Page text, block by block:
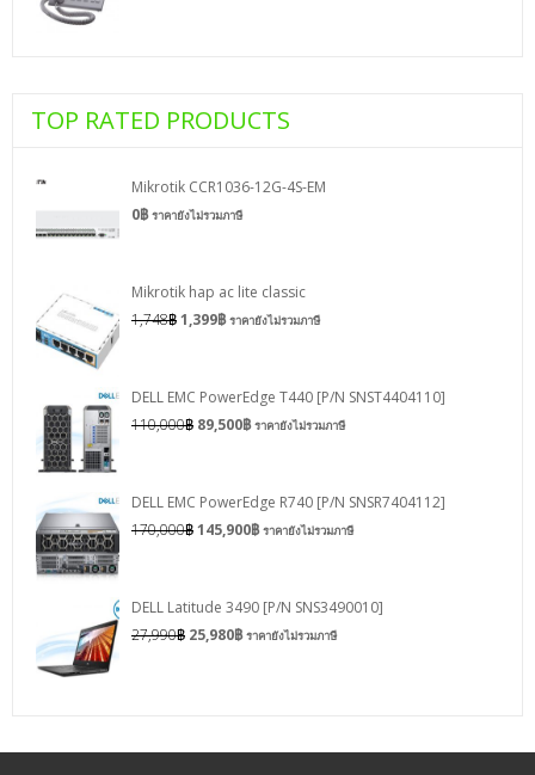
TOP RATED PRODUCTS
Mikrotik CCR1036-12G-4S-EM
0฿ ราคายังไม่รวมภาษี
Mikrotik hap ac lite classic
1,748฿1,399฿ ราคายังไม่รวมภาษี
DELL EMC PowerEdge T440 [P/N SNST4404110]
110,000฿ 89,500฿ ราคายังไม่รวมภาษี
DELL EMC PowerEdge R740 [P/N SNSR7404112]
170,000฿145,900฿ ราคายังไม่รวมภาษี
DELL Latitude 3490 [P/N SNS3490010]
27,990฿ 25,980฿ ราคายังไม่รวมภาษี